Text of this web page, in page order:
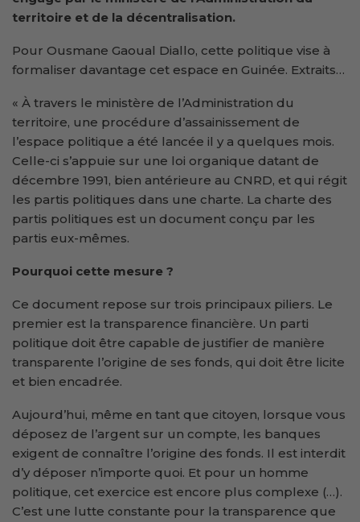
territoire et de la décentralisation.
Pour Ousmane Gaoual Diallo, cette politique vise à
formaliser davantage cet espace en Guinée. Extraits…
« À travers le ministère de l’Administration du
territoire, une procédure d’assainissement de
l’espace politique a été lancée il y a quelques mois.
Celle-ci s’appuie sur une loi organique datant de
décembre 1991, bien antérieure au CNRD, et qui régit
les partis politiques dans une charte. La charte des
partis politiques est un document conçu par les
partis eux-mêmes.
Pourquoi cette mesure ?
Ce document repose sur trois principaux piliers. Le
premier est la transparence financière. Un parti
politique doit être capable de justifier de manière
transparente l’origine de ses fonds, qui doit être licite
et bien encadrée.
Aujourd’hui, même en tant que citoyen, lorsque vous
déposez de l’argent sur un compte, les banques
exigent de connaître l’origine des fonds. Il est interdit
d’y déposer n’importe quoi. Et pour un homme
politique, cet exercice est encore plus complexe (…).
C’est une lutte constante pour la transparence que